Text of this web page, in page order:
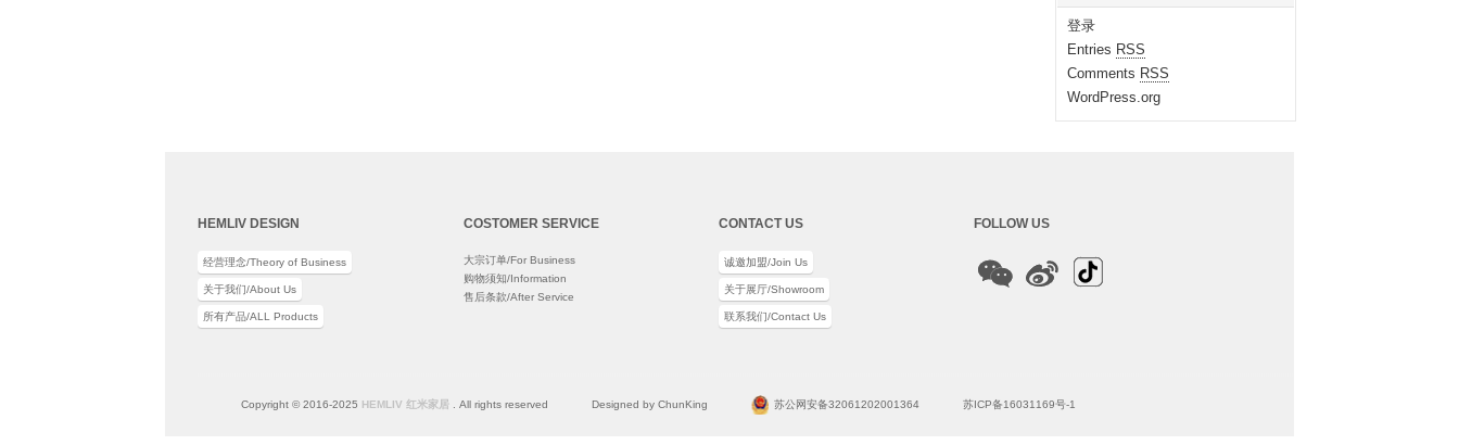
登录
Entries RSS
Comments RSS
WordPress.org
HEMLIV DESIGN
经营理念/Theory of Business
关于我们/About Us
所有产品/ALL Products
COSTOMER SERVICE
大宗订单/For Business
购物须知/Information
售后条款/After Service
CONTACT US
诚邀加盟/Join Us
关于展厅/Showroom
联系我们/Contact Us
FOLLOW US
Copyright © 2016-2025 HEMLIV 红米家居 . All rights reserved Designed by ChunKing 苏公网安备32061202001364 苏ICP备16031169号-1